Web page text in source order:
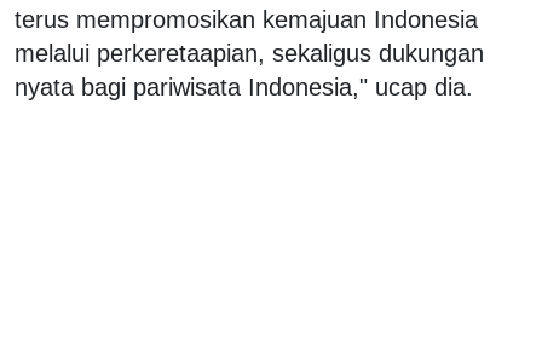
terus mempromosikan kemajuan Indonesia
melalui perkeretaapian, sekaligus dukungan
nyata bagi pariwisata Indonesia," ucap dia.